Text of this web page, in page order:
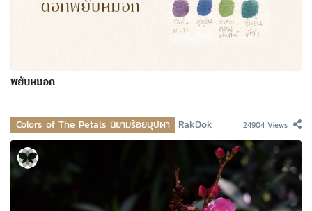
พยับหมอก
Colors of The Petals นิยามร้อยบุปผา RakDok 24904 Views